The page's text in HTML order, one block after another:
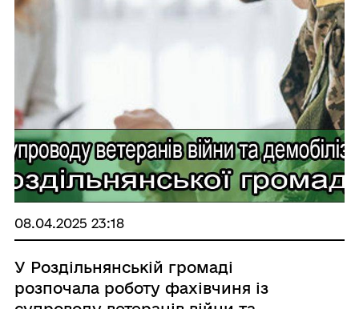
08.04.2025 23:18
У Роздільнянській громаді
розпочала роботу фахівчиня із